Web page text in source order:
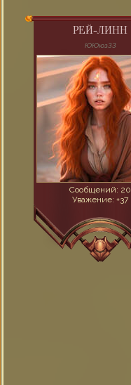
РЕЙ-ЛИНН
ЮЮюзЗЗ
Сообщений: 20
Уважение: +37